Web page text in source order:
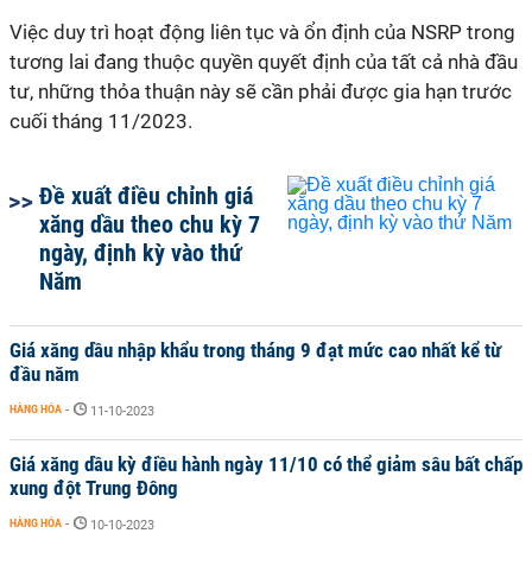
Việc duy trì hoạt động liên tục và ổn định của NSRP trong
tương lai đang thuộc quyền quyết định của tất cả nhà đầu
tư, những thỏa thuận này sẽ cần phải được gia hạn trước
cuối tháng 11/2023.
Đề xuất điều chỉnh giá
xăng dầu theo chu kỳ 7
ngày, định kỳ vào thứ
Năm
Giá xăng dầu nhập khẩu trong tháng 9 đạt mức cao nhất kể từ
đầu năm
HÀNG HÓA - 11-10-2023
Giá xăng dầu kỳ điều hành ngày 11/10 có thể giảm sâu bất chấp
xung đột Trung Đông
HÀNG HÓA - 10-10-2023